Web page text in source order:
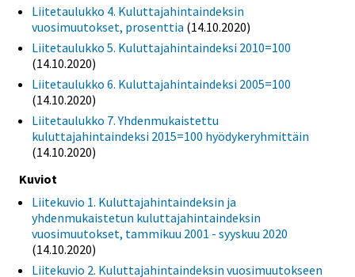
Liitetaulukko 4. Kuluttajahintaindeksin
vuosimuutokset, prosenttia (14.10.2020)
Liitetaulukko 5. Kuluttajahintaindeksi 2010=100
(14.10.2020)
Liitetaulukko 6. Kuluttajahintaindeksi 2005=100
(14.10.2020)
Liitetaulukko 7. Yhdenmukaistettu
kuluttajahintaindeksi 2015=100 hyödykeryhmittäin
(14.10.2020)
Kuviot
Liitekuvio 1. Kuluttajahintaindeksin ja
yhdenmukaistetun kuluttajahintaindeksin
vuosimuutokset, tammikuu 2001 - syyskuu 2020
(14.10.2020)
Liitekuvio 2. Kuluttajahintaindeksin vuosimuutokseen